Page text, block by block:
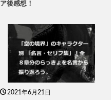
ア後感想！
2021年6月21日